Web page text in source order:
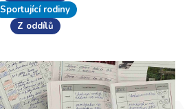
Sportující rodiny
Z oddílů